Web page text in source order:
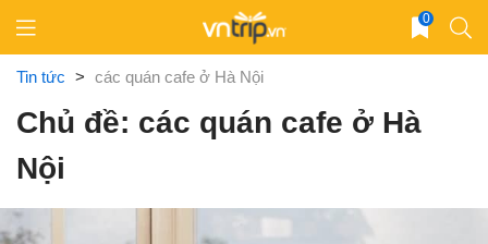
content
0
Tin tức > các quán cafe ở Hà Nội
Chủ đề: các quán cafe ở Hà
Nội